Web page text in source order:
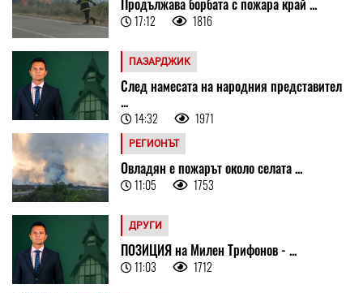
17:12 1816
ПАЗАРДЖИК
След намесата на народния представител
...
14:32 1971
РЕГИОНЪТ
Овладян е пожарът около селата ...
11:05 1753
ДРУГИ
ПОЗИЦИЯ на Милен Трифонов - ...
11:03 1712